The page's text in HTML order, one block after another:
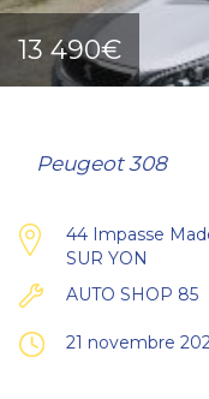
13 490€
Peugeot 308
44 Impasse
SUR YON
AUTO SHOP 85
21 novembre